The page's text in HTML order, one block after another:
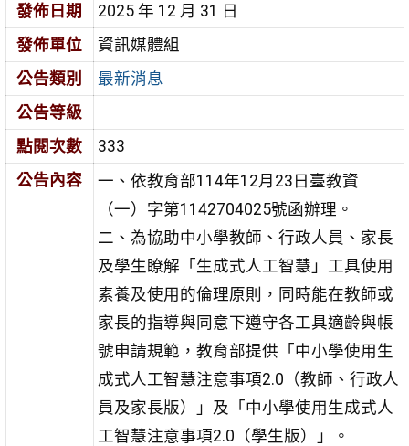
發佈日期
2025 年 12 月 31 日
發佈單位
資訊媒體組
公告類別
最新消息
公告等級
點閱次數
333
公告內容
一、依教育部114年12月23日臺教資
（一）字第1142704025號函辦理。
二、為協助中小學教師、行政人員、家長
及學生瞭解「生成式人工智慧」工具使用
素養及使用的倫理原則，同時能在教師或
家長的指導與同意下遵守各工具適齡與帳
號申請規範，教育部提供「中小學使用生
成式人工智慧注意事項2.0（教師、行政人
員及家長版）」及「中小學使用生成式人
工智慧注意事項2.0（學生版）」。